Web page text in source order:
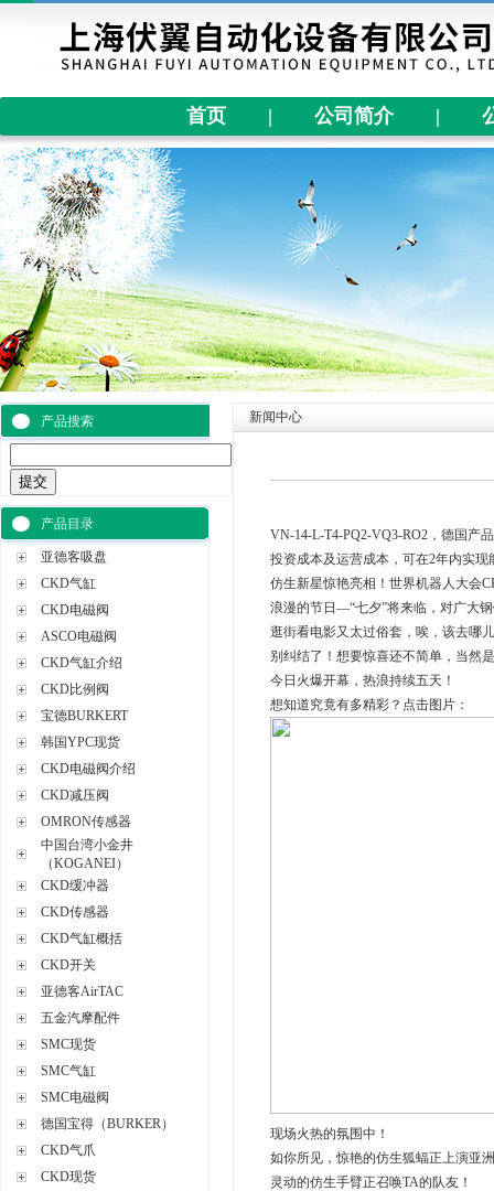
首页 | 公司简介 |
产品搜索
产品目录
亚德客吸盘
CKD气缸
CKD电磁阀
ASCO电磁阀
CKD气缸介绍
CKD比例阀
宝德BURKERT
韩国YPC现货
CKD电磁阀介绍
CKD减压阀
OMRON传感器
中国台湾小金井
（KOGANEI）
CKD缓冲器
CKD传感器
CKD气缸概括
CKD开关
亚德客AirTAC
五金汽摩配件
SMC现货
SMC气缸
SMC电磁阀
德国宝得（BURKER）
CKD气爪
CKD现货
新闻中心
VN-14-L-T4-PQ2-VQ3-RO2，德国产
投资成本及运营成本，可在2年内实现
仿生新星惊艳亮相！世界机器人大会
浪漫的节日—“七夕”将来临，对广大
逛街看电影又太过俗套，唉，该去哪
别纠结了！想要惊喜还不简单，当然
今日火爆开幕，热浪持续五天！
想知道究竟有多精彩？点击图片：
现场火热的氛围中！
如你所见，惊艳的仿生狐蝠正上演亚
灵动的仿生手臂正召唤TA的队友！